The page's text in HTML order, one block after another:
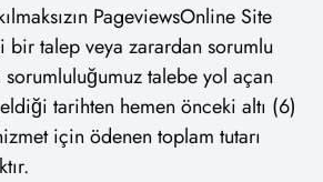
PageviewsOnline Site
bir talep veya zarardan sorumlu
talebe yol açan
tarihten hemen önceki altı (6)
için ödenen toplam tutarı